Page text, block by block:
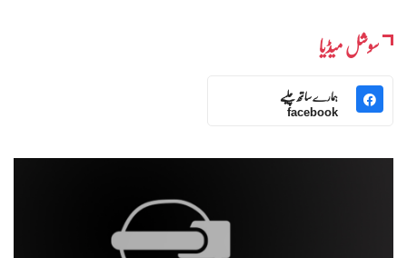
سوشل میڈیا
ہمارے ساتھ چلیے
facebook